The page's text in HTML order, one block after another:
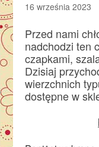
16 września 2023
Przed nami
nadchodzi ten
czapkami,
Dzisiaj
wierzchnich
dostępne w